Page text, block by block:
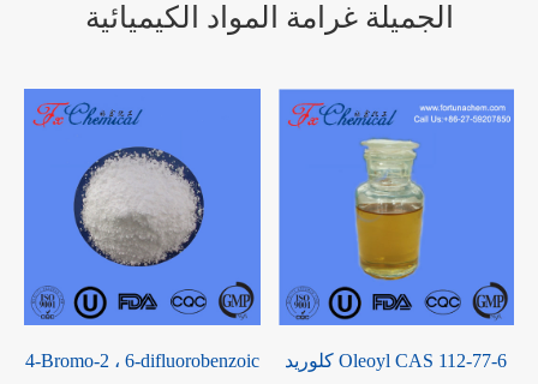
الجميلة غرامة المواد الكيميائية
4-Bromo-2 ، 6-difluorobenzoic
كلوريد Oleoyl CAS 112-77-6